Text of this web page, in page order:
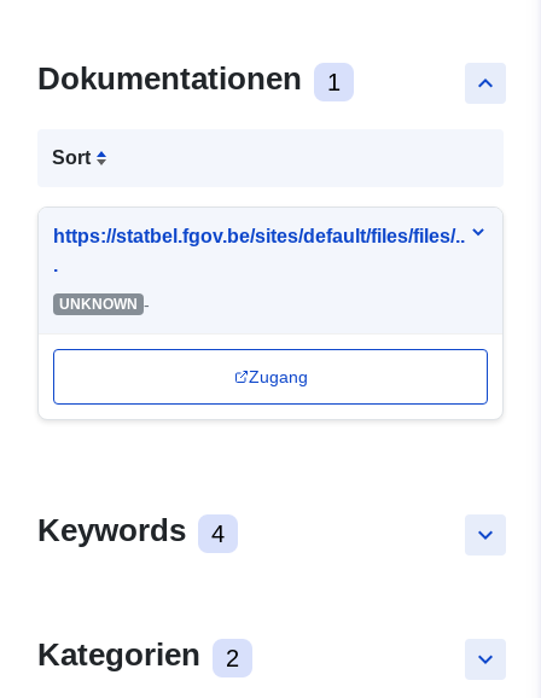
keyboard_arrow_up
Dokumentationen 1
Sort
https://statbel.fgov.be/sites/default/files/files/..
.
UNKNOWN -
Zugang
keyboard_arrow_down
Keywords 4
keyboard_arrow_down
Kategorien 2